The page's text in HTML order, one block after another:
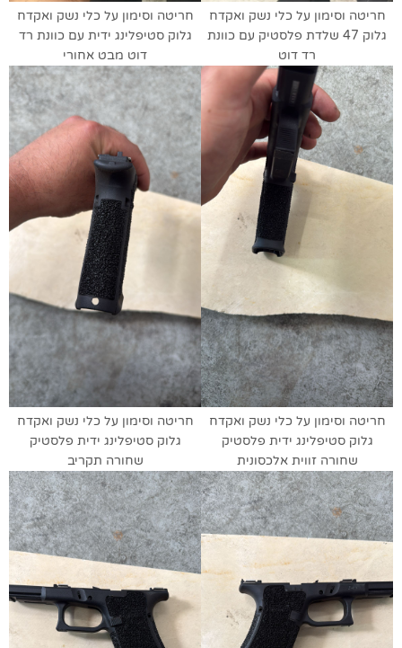
חריטה וסימון על כלי נשק ואקדח
גלוק 47 שלדת פלסטיק עם כוונת
רד דוט
חריטה וסימון על כלי נשק ואקדח
גלוק סטיפלינג ידית עם כוונת רד
דוט מבט אחורי
חריטה וסימון על כלי נשק ואקדח
גלוק סטיפלינג ידית פלסטיק
שחורה זווית אלכסונית
חריטה וסימון על כלי נשק ואקדח
גלוק סטיפלינג ידית פלסטיק
שחורה תקריב